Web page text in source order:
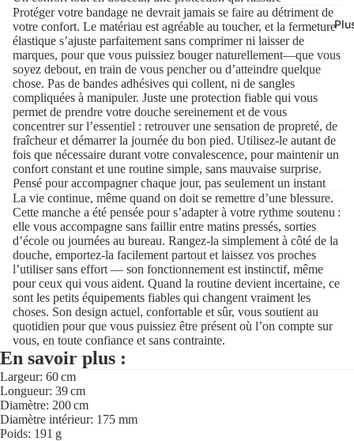
Protéger votre bandage ne devrait jamais se faire au détriment de
votre confort. Le matériau est agréable au toucher, et la fermeture
élastique s’ajuste parfaitement sans comprimer ni laisser de
marques, pour que vous puissiez bouger naturellement—que vous
soyez debout, en train de vous pencher ou d’atteindre quelque
chose. Pas de bandes adhésives qui collent, ni de sangles
compliquées à manipuler. Juste une protection fiable qui vous
permet de prendre votre douche sereinement et de vous
concentrer sur l’essentiel : retrouver une sensation de propreté, de
fraîcheur et démarrer la journée du bon pied. Utilisez-le autant de
fois que nécessaire durant votre convalescence, pour maintenir un
confort constant et une routine simple, sans mauvaise surprise.
Pensé pour accompagner chaque jour, pas seulement un instant
La vie continue, même quand on doit se remettre d’une blessure.
Cette manche a été pensée pour s’adapter à votre rythme soutenu :
elle vous accompagne sans faillir entre matins pressés, sorties
d’école ou journées au bureau. Rangez-la simplement à côté de la
douche, emportez-la facilement partout et laissez vos proches
l’utiliser sans effort — son fonctionnement est instinctif, même
pour ceux qui vous aident. Quand la routine devient incertaine, ce
sont les petits équipements fiables qui changent vraiment les
choses. Son design actuel, confortable et sûr, vous soutient au
quotidien pour que vous puissiez être présent où l’on compte sur
vous, en toute confiance et sans contrainte.
En savoir plus :
Largeur: 60 cm
Longueur: 39 cm
Diamètre: 200 cm
Diamètre intérieur: 175 mm
Poids: 191 g